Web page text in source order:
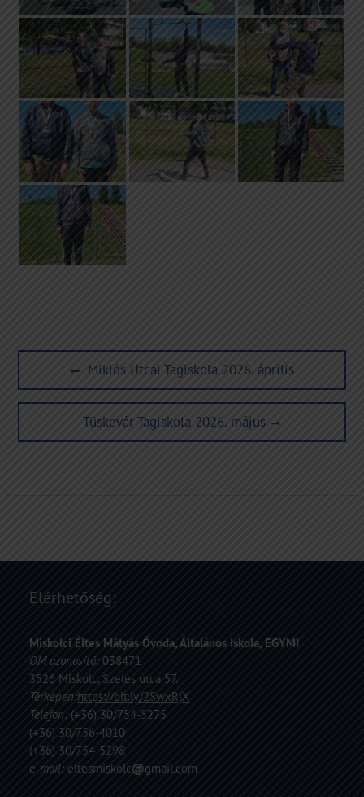
navigáció
Previous
post:
Miklós Utcai Tagiskola 2026. április
Next
post:
Tüskevár Tagiskola 2026. május
Elérhetőség:
Miskolci Éltes Mátyás Óvoda, Általános Iskola, EGYMI
OM azonosító: 038471
3526 Miskolc, Szeles utca 57.
Térképen:https://bit.ly/2SwxRjX
Telefon: (+36) 30/754-5275
(+36) 30/756-4010
(+36) 30/754-5298
e-mail: eltesmiskolc@gmail.com